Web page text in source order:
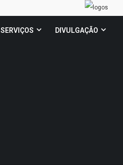
SERVIÇOS DIVULGAÇÃO